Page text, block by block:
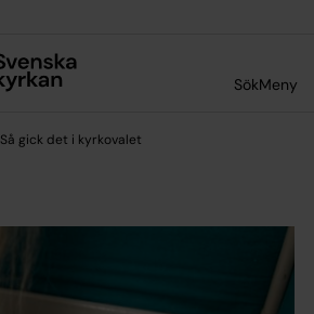
SökMeny
Så gick det i kyrkovalet